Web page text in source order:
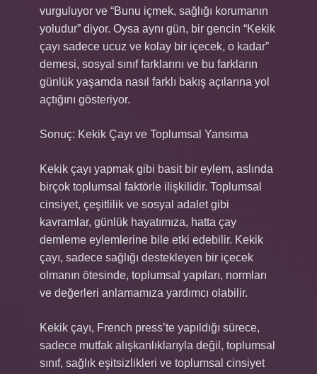
vurguluyor ve “Bunu içmek, sağlığı korumanın
yoludur” diyor. Oysa aynı gün, bir gencin “Kekik
çayı sadece ucuz ve kolay bir içecek, o kadar”
demesi, sosyal sınıf farklarını ve bu farkların
günlük yaşamda nasıl farklı bakış açılarına yol
açtığını gösteriyor.
Sonuç: Kekik Çayı ve Toplumsal Yansıma
Kekik çayı yapmak gibi basit bir eylem, aslında
birçok toplumsal faktörle ilişkilidir. Toplumsal
cinsiyet, çeşitlilik ve sosyal adalet gibi
kavramlar, günlük hayatımıza, hatta çay
demleme eylemlerine bile etki edebilir. Kekik
çayı, sadece sağlığı destekleyen bir içecek
olmanın ötesinde, toplumsal yapıları, normları
ve değerleri anlamamıza yardımcı olabilir.
Kekik çayı, French press’te yapıldığı sürece,
sadece mutfak alışkanlıklarıyla değil, toplumsal
sınıf, sağlık eşitsizlikleri ve toplumsal cinsiyet